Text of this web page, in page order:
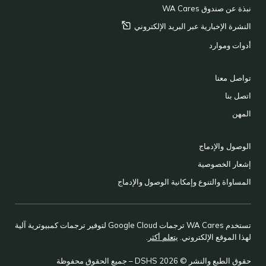
نبذة عن صندوق WA Cares
النشرة الإخبارية عبر البريد الإلكتروني
أدوات وموارد
تواصل معنا
اتصل بنا
المهن
الوصول والإدماج
إشعار الخصوصية
المساواة والتنوع وإمكانية الوصول والإدماج
تستخدم WA Cares ترجمات Google Cloud لتوفير ترجمات كمبيوترية آلية
لهذا الموقع الإلكتروني. يتعلم أكثر
حقوق الطبع والنشر © 2026 DSHS – جميع الحقوق محفوظة